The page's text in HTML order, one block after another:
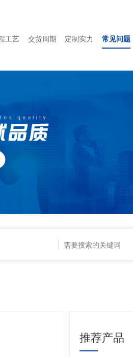
工艺 交货周期 定制实力 常见问题
推荐产品